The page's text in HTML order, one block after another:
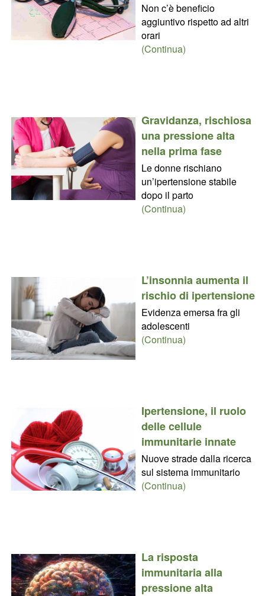
Non c’è beneficio
aggiuntivo rispetto ad altri
orari
(Continua)
Gravidanza, rischiosa
una pressione alta
nella prima fase
Le donne rischiano
un’ipertensione stabile
dopo il parto
(Continua)
L’insonnia aumenta il
rischio di ipertensione
Evidenza emersa fra gli
adolescenti
(Continua)
Ipertensione, il ruolo
delle cellule
immunitarie innate
Nuove strade dalla ricerca
sul sistema immunitario
(Continua)
La risposta
immunitaria alla
pressione alta